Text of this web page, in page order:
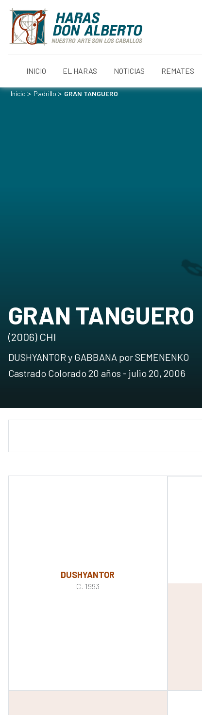
INICIO EL HARAS NOTICIAS REMATES
Inicio> Padrillo> GRAN TANGUERO
GRAN TANGUERO
(2006) CHI
DUSHYANTOR y GABBANA por SEMENENKO
Castrado Colorado 20 años - julio 20, 2006
DUSHYANTOR
C. 1993